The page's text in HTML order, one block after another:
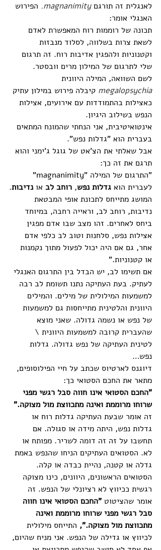
לאנגלית זה תורגם magnanimity.
הפירוש
האנגלי אומר:
תכונה של רוממות רוח המאפשרת לאדם
לשאת צרות בשלווה, לסלוד מנבזות
וקטנוניות ולהפגין אדיבות רוח. זה תרגום
שלי לתרגום של המילון מרים וובסטר.
לשם השוואה, המילה היוונית
megalopsychia קיבלה פירוש במילון עתיק
כאצילות בהתמודדות עם אירועים, אצילות
הנפש בשילוב היגיון.
אינטואיטיבית, אני הנחתי שהמונח המתאים
בעברית הוא "גדלות נפש".
אבל שאלתי את הצ'אט של גוגל ג'ימני והוא
תרגם את זה כך:
"התרגום של המילה "magnanimity"
לעברית הוא גדלות נפש, רוחב לב או נדיבות.
המושג מתייחס לתכונת אופי המבטאת
נדיבות, רוחב לב, וראייה רחבה, במיוחד
ביחס לאחרים. זהו מצב שבו אדם מפגין
אצילות נפש, סלחנות וטוב לב כלפי אדם
אחר, גם אם היה יכול לפעול מתוך נקמנות
או קטנוניות."
אם תשימו לב, יש הבדל בין התרגום האנגלי
לעתיק. בעת העתיקה נתנו תשומת לב רבה
למשמעות המילולית של מילים. והמילים
היוונית והלטינית מתייחסות גם למשמעות
של נפש או נשמה גדולה. שאני מוצא
שהעברית קרובה למשמעות היוונית \
לטינית העתיקה של נפש גדולה. גדלות
נפש…
דיוגנס לארטיוס שכתב על חיי הפילוסופים,
מתאר את החכם הסטואי כך:
"החכם הסטואי אינו חווה סבל רגשי מפני
שרוחו מרוממת ואינה מתכווצת מול מצוקה."
זה אומר שבעת העתיקה גדלות רוח או
גדלות נפש, היתה מידה או סגולה. אם
תחשבו על זה זה דומה לשריר. מפותח או
לא. הסטואים העתיקים הניחו שהנפש באמת
גדלה או קטנה, נהיית כבדה או קלה.
הסטואים הראשונים, היוונים, כינו מצוקה
רגשית ככיווץ לא רציונלי של הנפש. זה
אומר שהציטוט "החכם הסטואי אינו חווה
סבל רגשי מפני שרוחו מרוממת ואינה
מתכווצת מול מצוקה.", התייחס מילולית
לכיווץ או גדילה של הנפש. אני מניח שהיום,